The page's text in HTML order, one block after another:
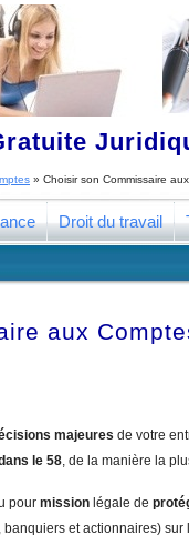
» Choisir son Commissaire
Droit du travail
aux
majeures de votre
le 58, de la manière la
pour mission légale de
banquiers et actionnaires) sur